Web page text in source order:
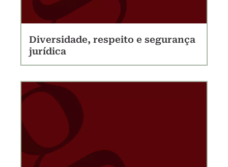
Diversidade, respeito e segurança
jurídica